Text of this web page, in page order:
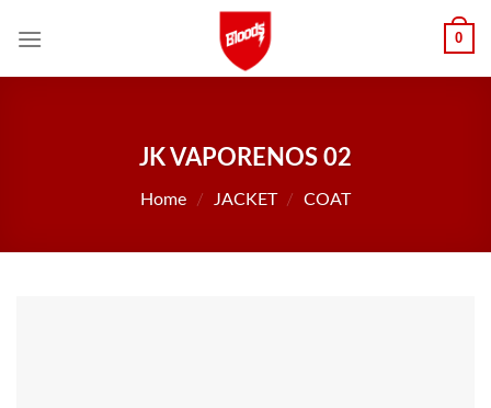
0
JK VAPORENOS 02
Home / JACKET / COAT